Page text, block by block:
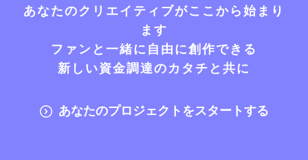
あなたのクリエイティブがここから始まり
ます
ファンと一緒に自由に創作できる
新しい資金調達のカタチと共に
あなたのプロジェクトをスタートする